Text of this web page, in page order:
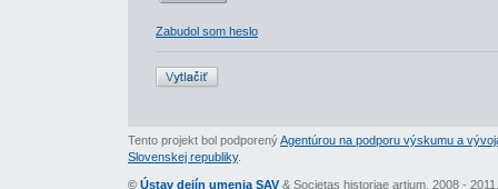
Zabudol som heslo
Tento projekt bol podporenýAgentúrou na podporu výskumu a
Slovenskej republiky.
© Ústav dejín umenia SAV & Societas historiae artium, 2008 -